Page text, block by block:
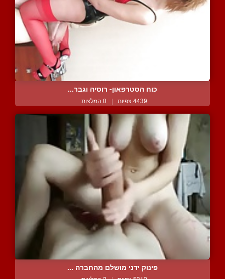
כוח הסטרפאון- רוסיה וגבר...
4439 צפיות | 0 המלצות
פינוק ידני מושלם מהחברה ...